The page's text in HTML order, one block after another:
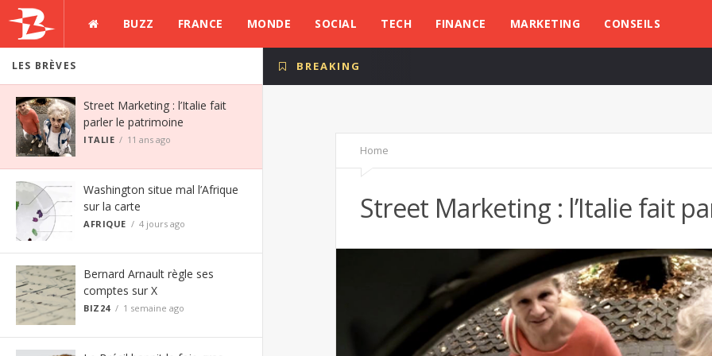
BUZZ FRANCE MONDE SOCIAL TECH FINANCE MARKETING CONSEILS
LES BRÈVES
Street Marketing : l’Italie fait
parler le patrimoine
ITALIE 11 ans ago
Washington situe mal l’Afrique
sur la carte
AFRIQUE 4 jours ago
Bernard Arnault règle ses
comptes sur X
BIZ24 1 semaine ago
BREAKING
Home
Street Marketing : l’Italie fait